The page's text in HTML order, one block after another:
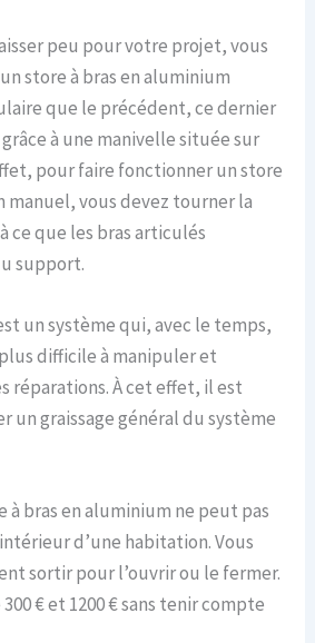
peu pour votre projet, vous
store à bras en aluminium
que le précédent, ce dernier
à une manivelle située sur
pour faire fonctionner un store
manuel, vous devez tourner la
ce que les bras articulés
support.
un système qui, avec le temps,
difficile à manipuler et
réparations. À cet effet, il est
un graissage général du système
à bras en aluminium ne peut pas
d’une habitation. Vous
sortir pour l’ouvrir ou le fermer.
€ et 1200 € sans tenir compte